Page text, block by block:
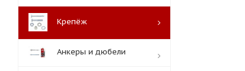
Крепёж
Анкеры и дюбели